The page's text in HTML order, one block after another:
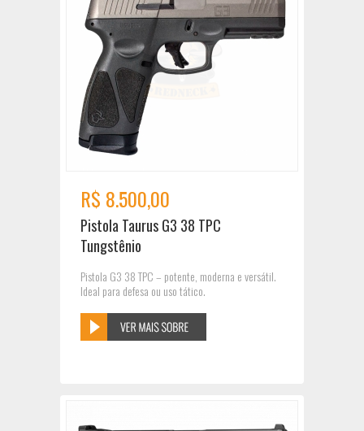
R$ 8.500,00
Pistola Taurus G3 38 TPC
Tungstênio
Pistola G3 38 TPC – potente, moderna e versátil.
Ideal para defesa ou uso tático.